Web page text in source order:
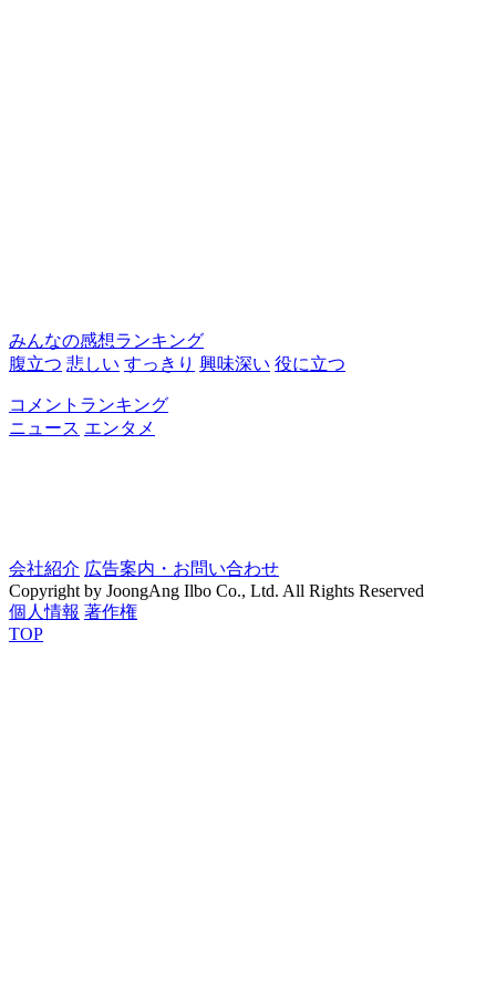
みんなの感想ランキング
腹立つ 悲しい すっきり 興味深い 役に立つ
コメントランキング
ニュース エンタメ
会社紹介 広告案内・お問い合わせ
Copyright by JoongAng Ilbo Co., Ltd. All Rights Reserved
個人情報 著作権
TOP